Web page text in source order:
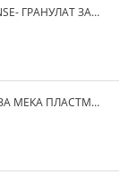
VERTEX THERMOSENSE- ГРАНУЛАТ ЗА МЕКИ ПРОТЕЗИ
КАРТУШИ ПРАЗНИ ЗА МЕКА ПЛАСТМАСА